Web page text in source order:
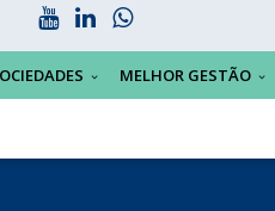
MELHOR GESTÃO